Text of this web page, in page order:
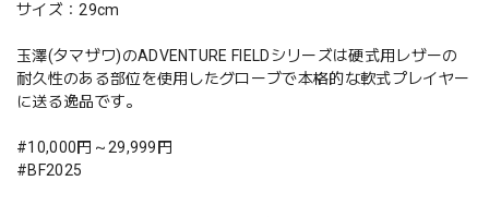
サイズ：29cm
玉澤(タマザワ)のADVENTURE FIELDシリーズは硬式用レザーの
耐久性のある部位を使用したグローブで本格的な軟式プレイヤー
に送る逸品です。
#10,000円～29,999円
#BF2025